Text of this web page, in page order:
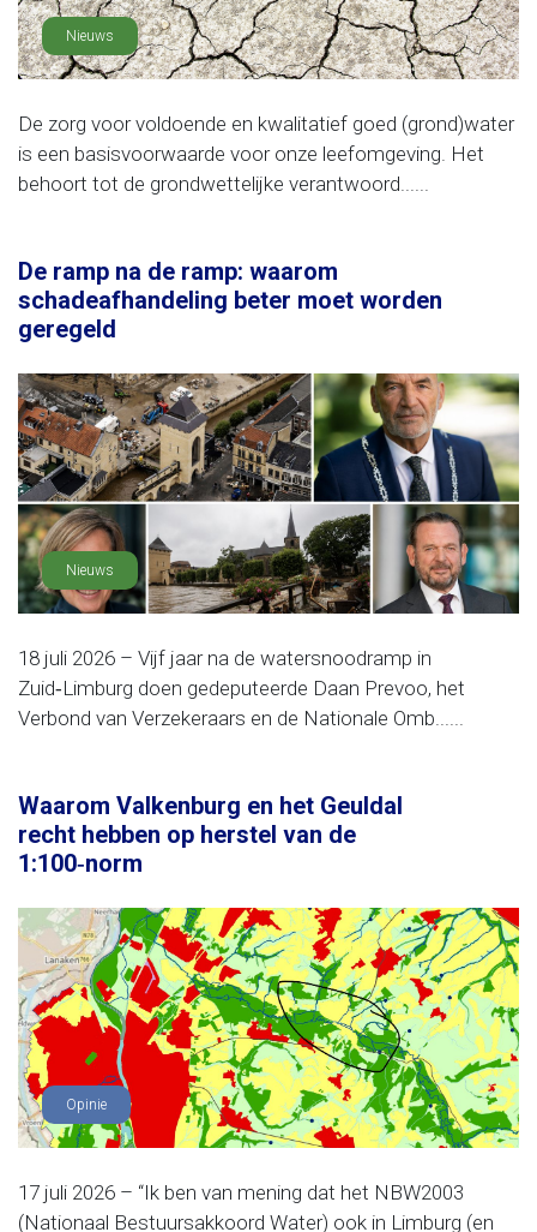
Nieuws
De zorg voor voldoende en kwalitatief goed (grond)water
is een basisvoorwaarde voor onze leefomgeving. Het
behoort tot de grondwettelijke verantwoord......
De ramp na de ramp: waarom
schadeafhandeling beter moet worden
geregeld
Nieuws
18 juli 2026 – Vijf jaar na de watersnoodramp in
Zuid‑Limburg doen gedeputeerde Daan Prevoo, het
Verbond van Verzekeraars en de Nationale Omb......
Waarom Valkenburg en het Geuldal
recht hebben op herstel van de
1:100‑norm
Opinie
17 juli 2026 – “Ik ben van mening dat het NBW2003
(Nationaal Bestuursakkoord Water) ook in Limburg (en